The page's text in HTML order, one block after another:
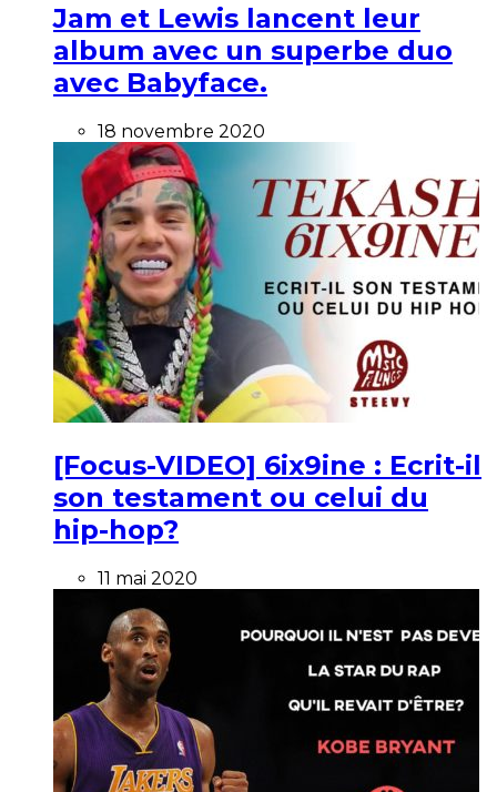
Jam et Lewis lancent leur
album avec un superbe duo
avec Babyface.
18 novembre 2020
[Focus-VIDEO] 6ix9ine : Ecrit-il
son testament ou celui du
hip-hop?
11 mai 2020